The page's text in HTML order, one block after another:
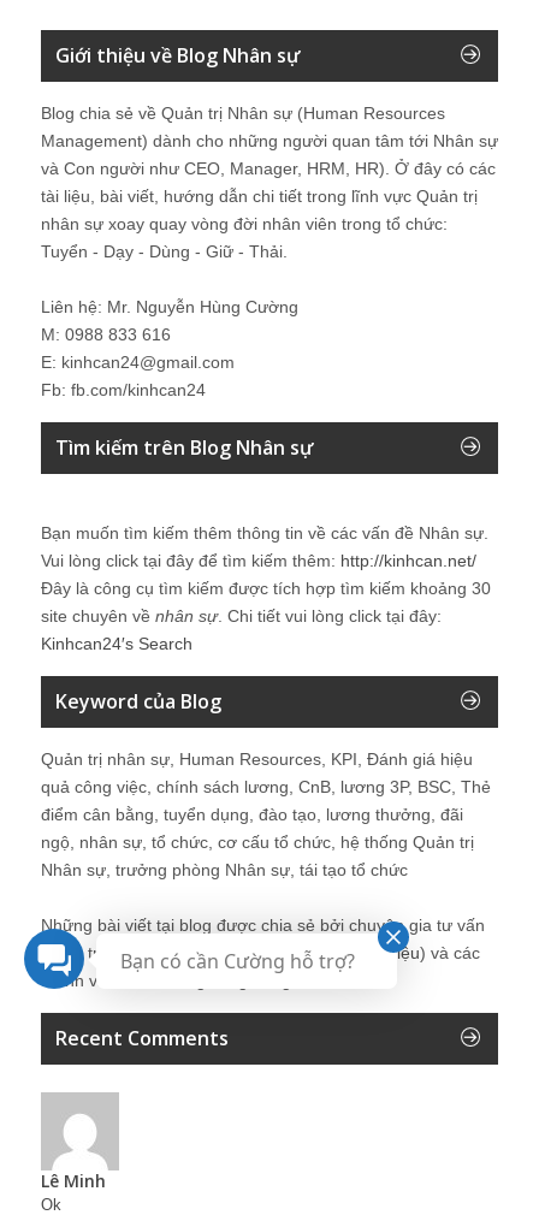
Giới thiệu về Blog Nhân sự
Blog chia sẻ về Quản trị Nhân sự (Human Resources
Management) dành cho những người quan tâm tới Nhân sự
và Con người như CEO, Manager, HRM, HR). Ở đây có các
tài liệu, bài viết, hướng dẫn chi tiết trong lĩnh vực Quản trị
nhân sự xoay quay vòng đời nhân viên trong tổ chức:
Tuyển - Dạy - Dùng - Giữ - Thải.
Liên hệ: Mr. Nguyễn Hùng Cường
M: 0988 833 616
E: kinhcan24@gmail.com
Fb: fb.com/kinhcan24
Tìm kiếm trên Blog Nhân sự
Bạn muốn tìm kiếm thêm thông tin về các vấn đề Nhân sự
Vui lòng click tại đây để tìm kiếm thêm: http://kinhcan.net/
Đây là công cụ tìm kiếm được tích hợp tìm kiếm khoảng 30
site chuyên về nhân sự. Chi tiết vui lòng click tại đây:
Kinhcan24′s Search
Keyword của Blog
Quản trị nhân sự, Human Resources, KPI, Đánh giá hiệu
quả công việc, chính sách lương, CnB, lương 3P, BSC, Thẻ
điểm cân bằng, tuyển dụng, đào tạo, lương thưởng, đãi
ngộ, nhân sự, tổ chức, cơ cấu tổ chức, hệ thống Quản trị
Nhân sự, trưởng phòng Nhân sự, tái tạo tổ chức
Những bài viết tại blog được chia sẻ bởi chuyên gia tư vấn
Quản trị Nhân sự Nguyễn Hùng Cường (giới thiệu) và các
thành viên khác trong cộng đồng Nhân sự.
Recent Comments
Lê Minh
Ok
Bạn có cần Cường hỗ trợ?